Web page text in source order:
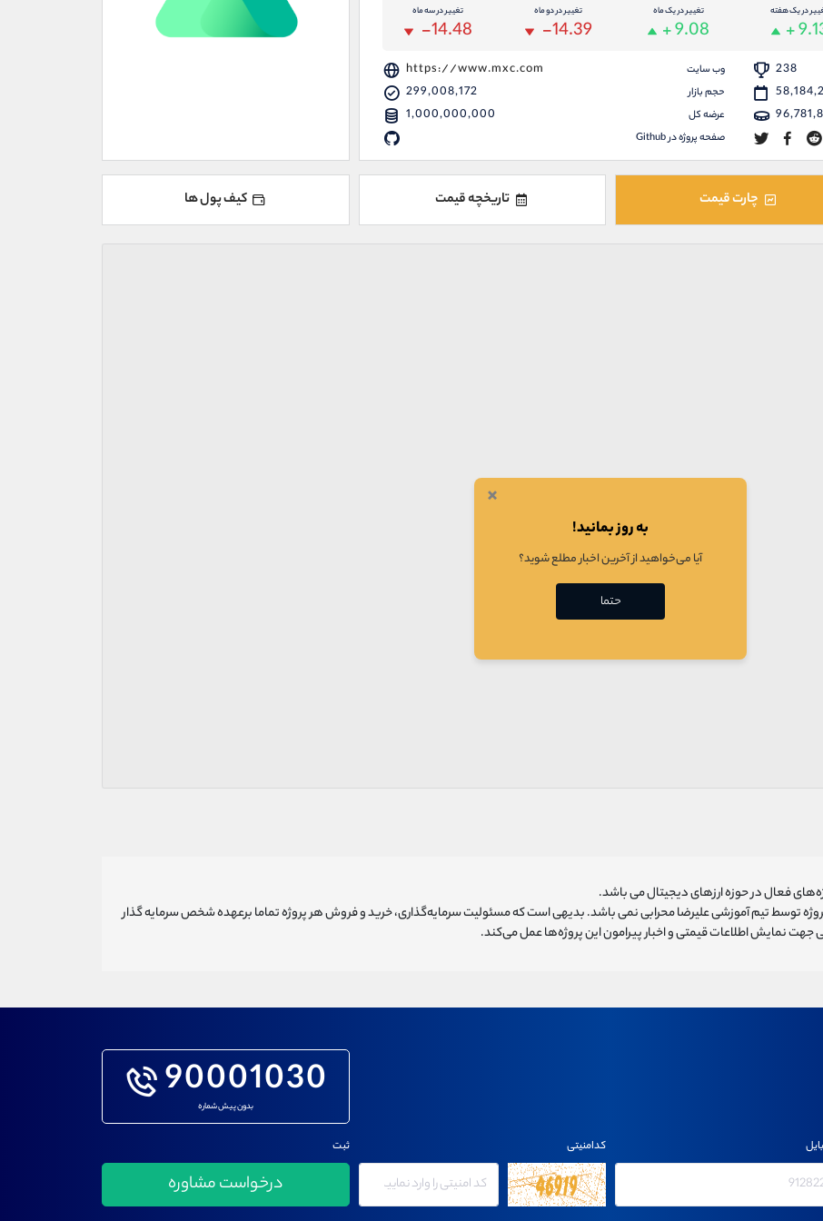
در یک هفته
+
تغییر در یک ماه
+ 9.08
تغییر در دو ماه
-14.39
تغییر در سه ماه
-14.48
238 وب سایت https://www.mxc.com
حجم بازار 299,008,172
عرضه کل 1,000,000,000
صفحه پروژه در Github
چارت قیمت تاریخچه قیمت کیف پول ها
فعال در حوزه ارزهای دیجیتال می باشد.
توسط تیم آموزشی علیرضا محرابی نمی باشد. بدیهی است که مسئولیت سرمایه‌گذاری، خرید و فروش هر پروژه تماما برعهده شخص سرمایه گذار
جهت نمایش اطلاعات قیمتی و اخبار پیرامون این پروژه‌‌ها عمل می‌کند.
90001030
بدون پیش شماره
کدامنیتی ثبت
×
به روز بمانید!
آیا می‌خواهید از آخرین اخبار مطلع شوید؟
حتما